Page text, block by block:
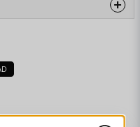
länge dom vill spela och
se var de hamnar.
olika saker. När alla
men var man i sista plats